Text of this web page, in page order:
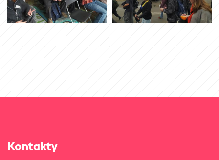
Kontakty